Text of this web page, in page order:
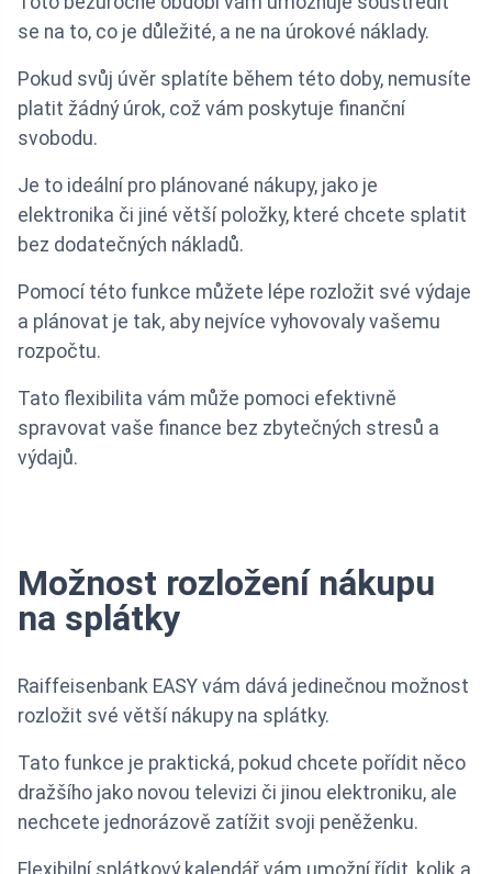
se na to, co je důležité, a ne na úrokové náklady.
Pokud svůj úvěr splatíte během této doby, nemusíte
platit žádný úrok, což vám poskytuje finanční
svobodu.
Je to ideální pro plánované nákupy, jako je
elektronika či jiné větší položky, které chcete splatit
bez dodatečných nákladů.
Pomocí této funkce můžete lépe rozložit své výdaje
a plánovat je tak, aby nejvíce vyhovovaly vašemu
rozpočtu.
Tato flexibilita vám může pomoci efektivně
spravovat vaše finance bez zbytečných stresů a
výdajů.
Možnost rozložení nákupu
na splátky
Raiffeisenbank EASY vám dává jedinečnou možnost
rozložit své větší nákupy na splátky.
Tato funkce je praktická, pokud chcete pořídit něco
dražšího jako novou televizi či jinou elektroniku, ale
nechcete jednorázově zatížit svoji peněženku.
Flexibilní splátkový kalendář vám umožní řídit, kolik a